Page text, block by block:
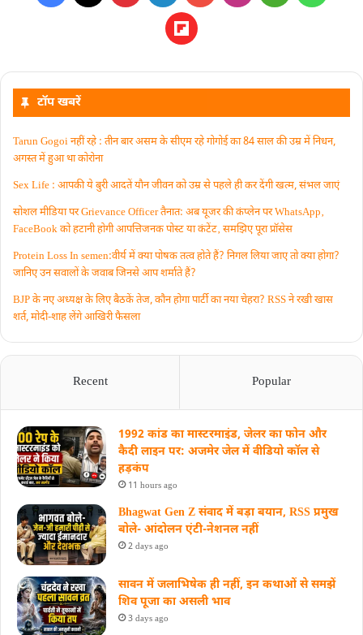
टॉप खबरें
Tarun Gogoi नहीं रहे : तीन बार असम के सीएम रहे गोगोई का 84 साल की उम्र में निधन,
अगस्त में हुआ था कोरोना
Sex Life : आपकी ये बुरी आदतें याैन जीवन को उम्र से पहले ही कर देंगी खत्म, संभल जाएं
सोशल मीडिया पर Grievance Officer तैनात: अब यूजर की कंप्लेन पर WhatsApp‚
FaceBook को हटानी होगी आपत्तिजनक पोस्ट या कंटेंट‚ समझिए पूरा प्रॉसेस
Protein Loss In semen:वीर्य में क्या पोषक तत्व होते हैं? निगल लिया जाए तो क्या होगा?
जानिए उन सवालों के जवाब जिनसे आप शर्माते हैं?
BJP के नए अध्यक्ष के लिए बैठकें तेज, कौन होगा पार्टी का नया चेहरा? RSS ने रखी खास
शर्त, मोदी-शाह लेंगे आखिरी फैसला
Recent Popular
1992 कांड का मास्टरमाइंड, जेलर का फोन और
कैदी लाइन पर: अजमेर जेल में वीडियो कॉल से
हड़कंप
11 hours ago
Bhagwat Gen Z संवाद में बड़ा बयान, RSS प्रमुख
बोले- आंदोलन एंटी-नेशनल नहीं
2 days ago
सावन में जलाभिषेक ही नहीं, इन कथाओं से समझें
शिव पूजा का असली भाव
3 days ago